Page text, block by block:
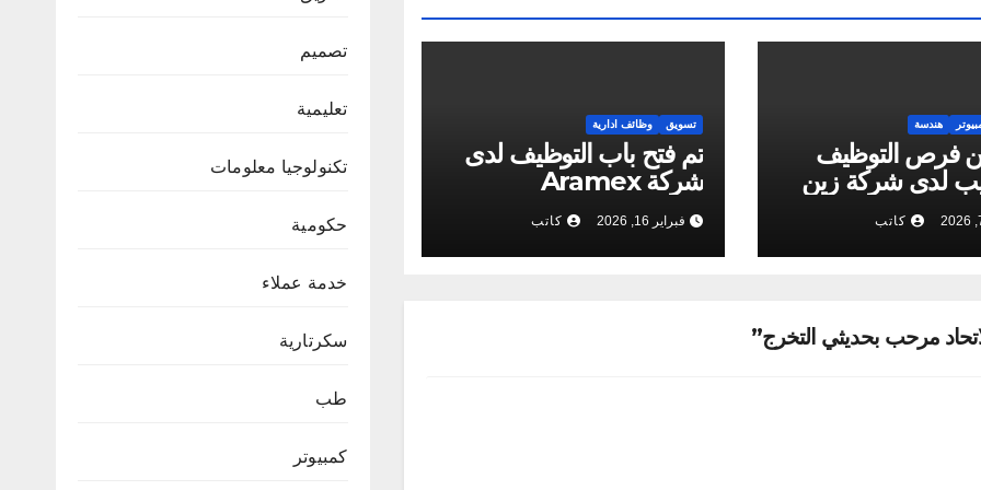
هندسة
فرص التوظيف
لدى شركة زين
للتخصصات
كاتب
تسويق وظائف ادارية
تم فتح باب التوظيف لدى
شركة Aramex
فبراير 16, 2026 كاتب
تصميم
تعليمية
تكنولوجيا معلومات
حكومية
خدمة عملاء
سكرتارية
طب
كمبيوتر